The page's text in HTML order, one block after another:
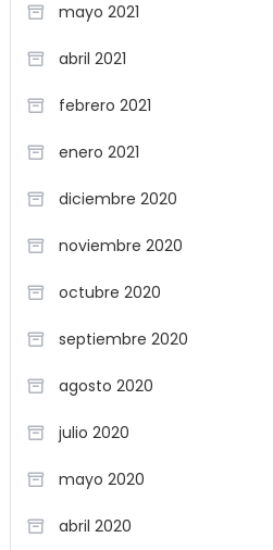
mayo 2021
abril 2021
febrero 2021
enero 2021
diciembre 2020
noviembre 2020
octubre 2020
septiembre 2020
agosto 2020
julio 2020
mayo 2020
abril 2020